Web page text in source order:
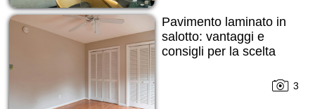
Pavimento laminato in
salotto: vantaggi e
consigli per la scelta
3